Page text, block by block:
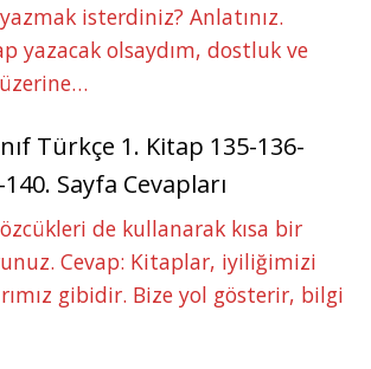
isterdiniz? Anlatınız.
yazacak olsaydım, dostluk ve
Türkçe 1. Kitap 135-136-
Sayfa Cevapları
de kullanarak kısa bir
Cevap: Kitaplar, iyiliğimizi
gibidir. Bize yol gösterir, bilgi